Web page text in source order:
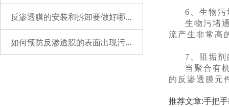
反渗透膜的安装和拆卸要做好哪些准备？
如何预防反渗透膜的表面出现污染？
6、生物污
生物污堵
流产生非常高
7、阻垢
当聚合有
的反渗透膜元
推荐文章:手把